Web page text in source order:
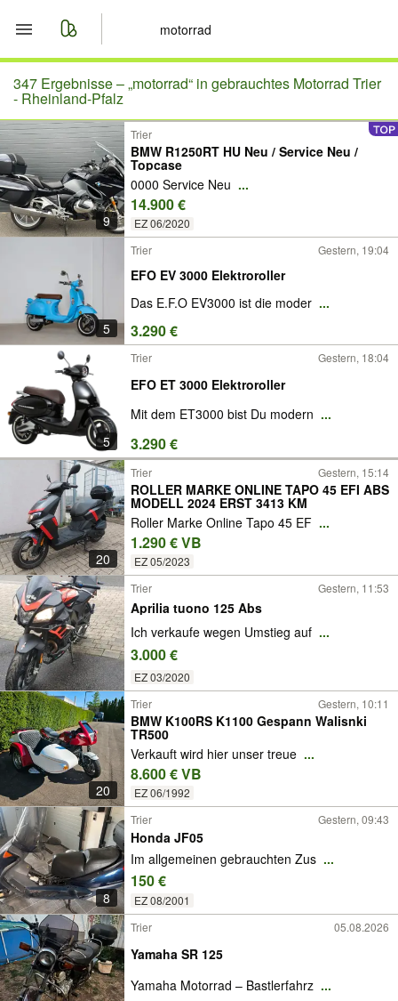
Start
Merkliste
Nachrichten
Anzeige aufgeben
347 Ergebnisse –„motorrad“ in gebrauchtes Motorrad Trier
- Rheinland-Pfalz
9
Trier
BMW R1250RT HU Neu / Service Neu /
Topcase
0000 Service Neu ...
14.900 €
EZ 06/2020
5
Trier Gestern, 19:04
EFO EV 3000 Elektroroller
Das E.F.O EV3000 ist die moder ...
3.290 €
5
Trier Gestern, 18:04
EFO ET 3000 Elektroroller
Mit dem ET3000 bist Du modern ...
3.290 €
20
Trier Gestern, 15:14
ROLLER MARKE ONLINE TAPO 45 EFI ABS
MODELL 2024 ERST 3413 KM
Roller Marke Online Tapo 45 EF ...
1.290 € VB
EZ 05/2023
Trier
Gestern, 11:53
Aprilia tuono 125 Abs
Ich verkaufe wegen Umstieg auf ...
3.000 €
EZ 03/2020
20
Trier Gestern, 10:11
BMW K100RS K1100 Gespann Walisnki
TR500
Verkauft wird hier unser treue ...
8.600 € VB
EZ 06/1992
8
Trier Gestern, 09:43
Honda JF05
Im allgemeinen gebrauchten Zus ...
150 €
EZ 08/2001
Trier 05.08.2026
Yamaha SR 125
Yamaha Motorrad – Bastlerfahrz ...